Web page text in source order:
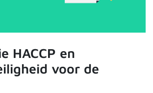
HACCP en
voor de